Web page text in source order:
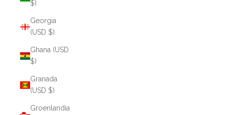
$)
Georgia
(USD $)
Ghana (USD
$)
Granada
(USD $)
Groenlandia